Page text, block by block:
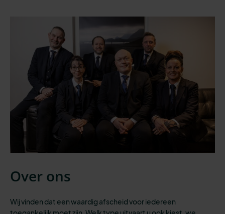
Over ons
Wij vinden dat een waardig afscheid voor iedereen